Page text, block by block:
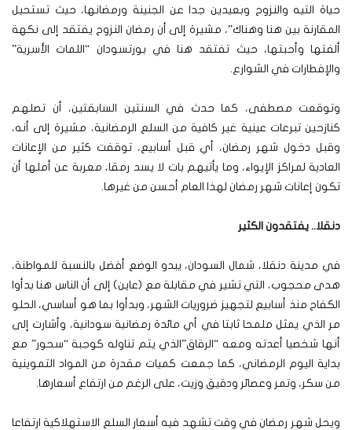
حياة التيه والنزوح وبعيدين جدا عن الجنينة ورمضانها، حيث تستحيل
المقارنة بين هنا وهناك”، مشيرة إلى أن رمضان النزوح يفتقد إلى نكهة
ألفتها وأحبتها، حيث تفتقد هنا في بورتسودان “اللمات الأسرية”
والإفطارات في الشوارع.
وتوقعت مصطفى، كما حدث في السنتين السابقتين، أن تصلهم
كنازحين تبرعات عينية غير كافية من السلع الرمضانية، مشيرة إلى أنه،
وقبل دخول شهر رمضان، أي قبل أسابيع، توقفت كثير من الإعانات
العادية لمراكز الإيواء، وما يأتيهم بات لا يسد رمقا، معربة عن أملها أن
تكون إعانات شهر رمضان لهذا العام أحسن من غيرها.
دنقلا.. يفتقدون الكثير
في مدينة دنقلا، شمال السودان، يبدو الوضع أفضل بالنسبة للمواطنة،
هدى محجوب، التي تشير في مقابلة مع (عاين) إلى أن الناس هنا بدأوا
الكفاح منذ أسابيع لتجهيز ضروريات الشهر، وبدأوا بما هو أساسي، الحلو
مر الذي يمثل ملمحا ثابتا في أي مائدة رمضانية سودانية، وأشارت إلى
أنها شخصيا أعدته ومعه “الرقاق”الذي يتم تناوله كوجبة “سحور” مع
بداية اليوم الرمضاني، كما جمعت كميات مقدرة من المواد التموينية
من سكر، وتمر وعصائر ودقيق وزيت، على الرغم من ارتفاع أسعارها.
ويحل شهر رمضان في وقت تشهد فيه أسعار السلع الاستهلاكية ارتفاعا